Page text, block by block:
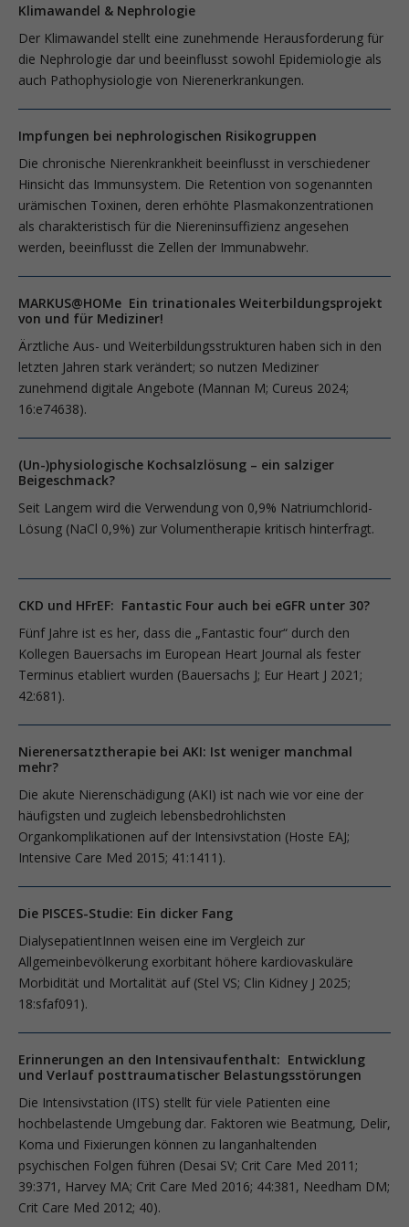
Klimawandel & Nephrologie
Der Klimawandel stellt eine ­zunehmende Herausforderung für
die Nephrologie dar und beeinflusst sowohl Epidemiologie als
auch Pathophysiologie von Nierenerkrankungen.
Impfungen bei nephrologischen Risikogruppen
Die chronische Nierenkrankheit beeinflusst in verschiedener
Hinsicht das Immunsystem. Die Retention von sogenannten
urämischen Toxinen, deren erhöhte Plasmakonzentrationen
als charakteristisch für die Niereninsuffizienz angesehen
werden, beeinflusst die Zellen der Immunabwehr.
MARKUS@HOMe Ein trinationales Weiterbildungsprojekt
von und für Mediziner!
Ärztliche Aus- und Weiterbildungsstrukturen haben sich in den
letzten Jahren stark verändert; so nutzen Mediziner
zunehmend digitale Angebote (Mannan M; Cureus 2024;
16:e74638).
(Un-)physiologische Kochsalzlösung – ein salziger
Beigeschmack?
Seit Langem wird die Verwendung von 0,9% Natriumchlorid-
Lösung (NaCl 0,9%) zur Volumentherapie kritisch hinterfragt.
CKD und HFrEF: Fantastic Four auch bei eGFR unter 30?
Fünf Jahre ist es her, dass die „Fantastic four“ durch den
Kollegen Bauersachs im European Heart Journal als fester
Terminus etabliert wurden (Bauersachs J; Eur Heart J 2021;
42:681).
Nierenersatztherapie bei AKI: Ist weniger manchmal
mehr?
Die akute Nierenschädigung (AKI) ist nach wie vor eine der
häufigsten und zugleich lebensbedrohlichsten
Organkomplikationen auf der Intensivstation (Hoste EAJ;
Intensive Care Med 2015; 41:1411).
Die PISCES-Studie: Ein dicker Fang
DialysepatientInnen weisen eine im Vergleich zur
Allgemeinbevölkerung exorbitant höhere kardiovaskuläre
Morbidität und Mortalität auf (Stel VS; Clin Kidney J 2025;
18:sfaf091).
Erinnerungen an den Intensivaufenthalt: Entwicklung
und Verlauf posttraumatischer Belastungsstörungen
Die Intensivstation (ITS) stellt für viele Patienten eine
hochbelastende Umgebung dar. Faktoren wie Beatmung, Delir,
Koma und Fixierungen können zu langanhaltenden
psychischen Folgen führen (Desai SV; Crit Care Med 2011;
39:371, Harvey MA; Crit Care Med 2016; 44:381, Needham DM;
Crit Care Med 2012; 40).